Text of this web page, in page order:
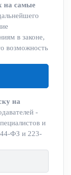
на самые
в законе,
возможность
на
-
и
44-ФЗ и 223-